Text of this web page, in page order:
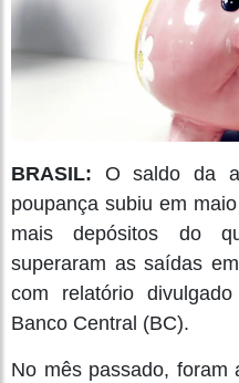
BRASIL: O saldo da
poupança subiu em
mais depósitos do
superaram as saídas
com relatório
Banco Central (BC).
No mês passado, foram